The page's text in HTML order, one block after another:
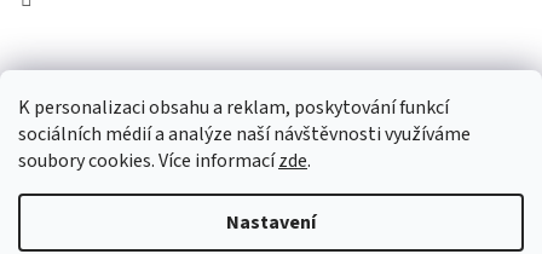
K personalizaci obsahu a reklam, poskytování funkcí
sociálních médií a analýze naší návštěvnosti využíváme
soubory cookies. Více informacízde.
Nastavení